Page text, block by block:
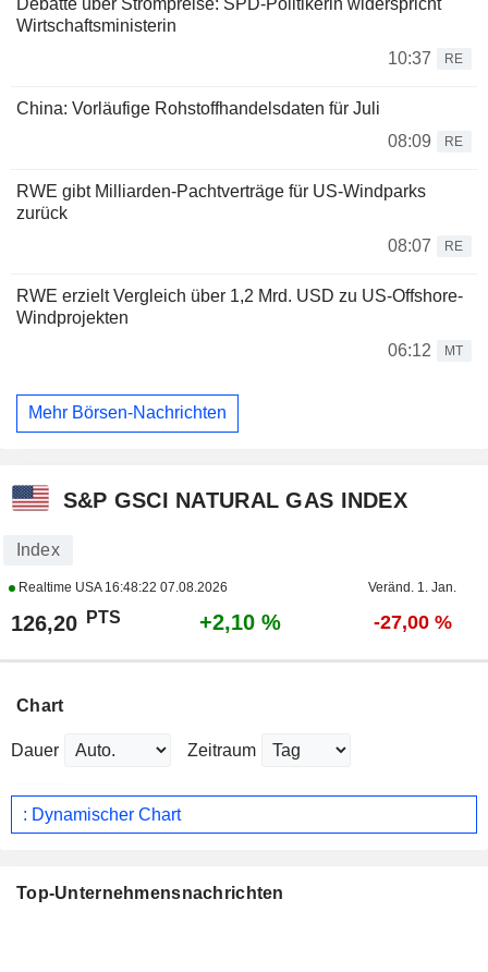
Wirtschaftsministerin
10:37
RE
China: Vorläufige Rohstoffhandelsdaten für Juli
08:09
RE
RWE gibt Milliarden-Pachtverträge für US-Windparks
zurück
08:07
RE
RWE erzielt Vergleich über 1,2 Mrd. USD zu US-Offshore-
Windprojekten
06:12
MT
Mehr Börsen-Nachrichten
S&P GSCI NATURAL GAS INDEX
Index
Realtime USA 16:48:22 07.08.2026 Veränd. 1. Jan.
126,20 PTS +2,10 % -27,00 %
Chart
Dauer Zeitraum
: Dynamischer Chart
Top-Unternehmensnachrichten